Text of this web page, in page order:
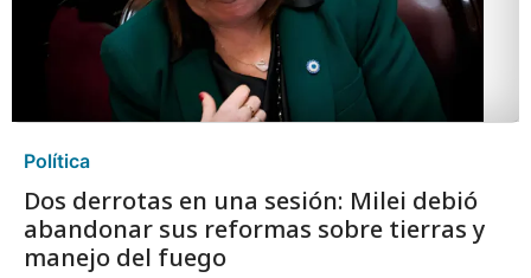
Política
Dos derrotas en una sesión: Milei debió
abandonar sus reformas sobre tierras y
manejo del fuego